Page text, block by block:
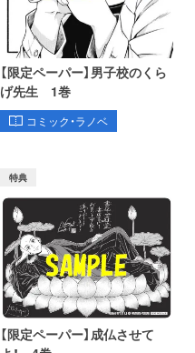
【限定ペーパー】男子校のくら
げ先生 1巻
コミック・ラノベ
特典
【限定ペーパー】成仏させて